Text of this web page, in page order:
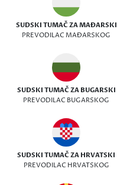
SUDSKI TUMAČ ZA MAĐARSKI
PREVODILAC MAĐARSKOG
SUDSKI TUMAČ ZA BUGARSKI
PREVODILAC BUGARSKOG
SUDSKI TUMAČ ZA HRVATSKI
PREVODILAC HRVATSKOG